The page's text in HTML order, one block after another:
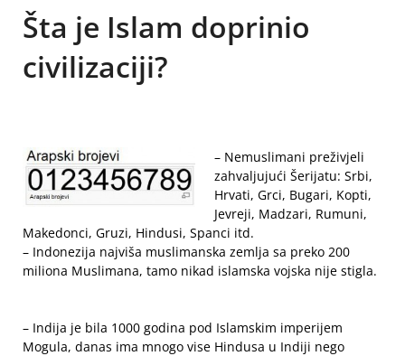
Šta je Islam doprinio
civilizaciji?
– Nemuslimani preživjeli
zahvaljujući Šerijatu: Srbi,
Hrvati, Grci, Bugari, Kopti,
Jevreji, Madzari, Rumuni,
Makedonci, Gruzi, Hindusi, Spanci itd.
– Indonezija najviša muslimanska zemlja sa preko 200
miliona Muslimana, tamo nikad islamska vojska nije stigla.
– Indija je bila 1000 godina pod Islamskim imperijem
Mogula, danas ima mnogo vise Hindusa u Indiji nego